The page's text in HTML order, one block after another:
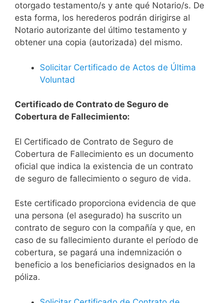
otorgado testamento/s y ante qué Notario/s. De
esta forma, los herederos podrán dirigirse al
Notario autorizante del último testamento y
obtener una copia (autorizada) del mismo.
Solicitar Certificado de Actos de Última
Voluntad
Certificado de Contrato de Seguro de
Cobertura de Fallecimiento:
El Certificado de Contrato de Seguro de
Cobertura de Fallecimiento es un documento
oficial que indica la existencia de un contrato
de seguro de fallecimiento o seguro de vida.
Este certificado proporciona evidencia de que
una persona (el asegurado) ha suscrito un
contrato de seguro con la compañía y que, en
caso de su fallecimiento durante el período de
cobertura, se pagará una indemnización o
beneficio a los beneficiarios designados en la
póliza.